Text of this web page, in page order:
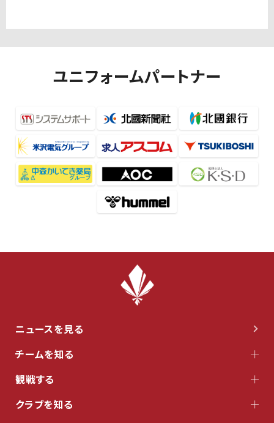
ユニフォームパートナー
ニュースを見る
チームを知る
観戦する
クラブを知る